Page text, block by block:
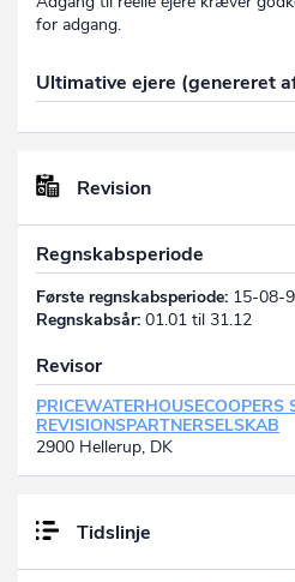
for adgang.
Ultimative ejere (genereret
Revision
Regnskabsperiode
Første regnskabsperiode: 15-08-
Regnskabsår: 01.01 til 31.12
Revisor
PRICEWATERHOUSECOOPERS
REVISIONSPARTNERSELSKAB
2900 Hellerup, DK
Tidslinje